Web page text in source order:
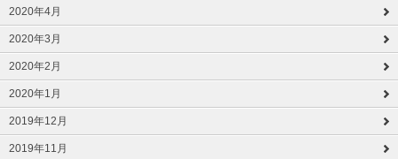
2020年4月
2020年3月
2020年2月
2020年1月
2019年12月
2019年11月